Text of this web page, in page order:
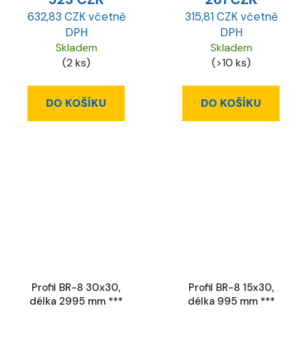
632,83 CZK včetně
DPH
Skladem
(2 ks)
DO KOŠÍKU
315,81 CZK včetně
DPH
Skladem
(>10 ks)
DO KOŠÍKU
Profil BR-8 30x30,
délka 2995 mm ***
Profil BR-8 15x30,
délka 995 mm ***